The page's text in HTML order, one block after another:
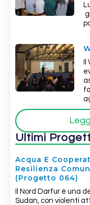
Il
Ultimi
Acqua E
Resilienza
(Progetto 064)
Il Nord Darfur è una
Sudan, con violenti